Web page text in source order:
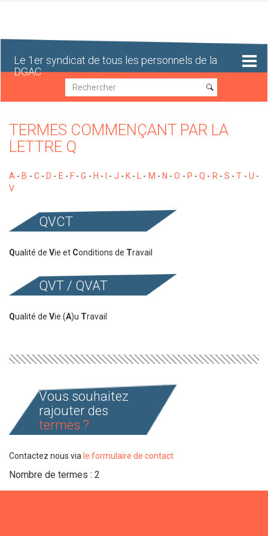
Le 1er syndicat de tous les personnels de la
DGAC
Recherche
Recherche
TERMES COMMENÇANT PAR LA
LETTRE Q
A - B - C- D - E - F-G - H - - J - K- - M - N -O - P -Q - R -S -T - U -
V
QVCT
Qualité de Vie et Conditions de Travail
QVT / QVAT
Qualité de Vie (A)u Travail
Vous souhaitez
rajouter des
termes ?
Contactez nous via le formulaire de contact
Nombre de termes : 2